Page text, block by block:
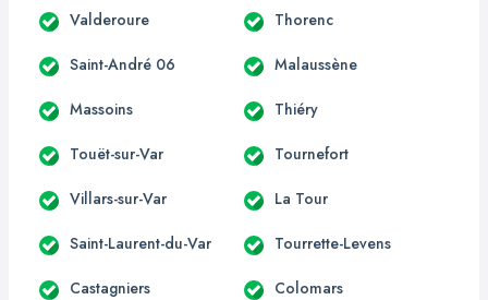
Valderoure Thorenc
Saint-André 06 Malaussène
Massoins Thiéry
Touët-sur-Var Tournefort
Villars-sur-Var La Tour
Saint-Laurent-du-Var Tourrette-Levens
Castagniers Colomars